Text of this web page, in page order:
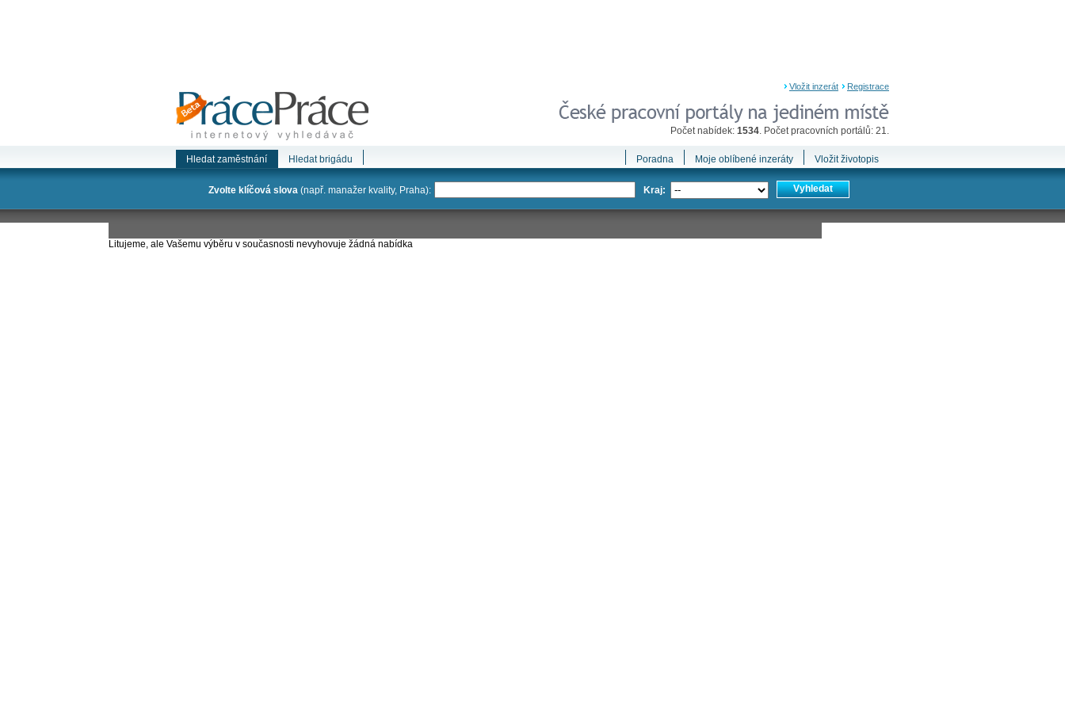
Vložit inzerát Registrace
Počet nabídek: 1534. Počet pracovních portálů: 21.
Hledat zaměstnání Hledat brigádu Poradna Moje oblíbené inzeráty Vložit životopis
Zvolte klíčová slova (např. manažer kvality, Praha): Kraj: Vyhledat
Litujeme, ale Vašemu výběru v současnosti nevyhovuje žádná nabídka